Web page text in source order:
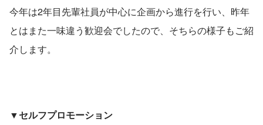
今年は2年目先輩社員が中心に企画から進行を行い、昨年
とはまた一味違う歓迎会でしたので、そちらの様子もご紹
介します。
▼セルフプロモーション